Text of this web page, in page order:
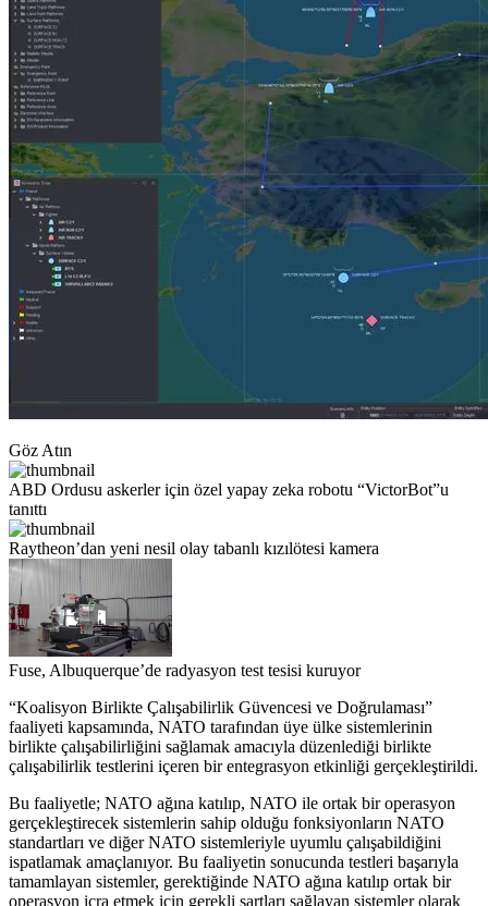
Göz Atın
ABD Ordusu askerler için özel yapay zeka robotu “VictorBot”u
tanıttı
Raytheon’dan yeni nesil olay tabanlı kızılötesi kamera
Fuse, Albuquerque’de radyasyon test tesisi kuruyor
“Koalisyon Birlikte Çalışabilirlik Güvencesi ve Doğrulaması”
faaliyeti kapsamında, NATO tarafından üye ülke sistemlerinin
birlikte çalışabilirliğini sağlamak amacıyla düzenlediği birlikte
çalışabilirlik testlerini içeren bir entegrasyon etkinliği gerçekleştirildi.
Bu faaliyetle; NATO ağına katılıp, NATO ile ortak bir operasyon
gerçekleştirecek sistemlerin sahip olduğu fonksiyonların NATO
standartları ve diğer NATO sistemleriyle uyumlu çalışabildiğini
ispatlamak amaçlanıyor. Bu faaliyetin sonucunda testleri başarıyla
tamamlayan sistemler, gerektiğinde NATO ağına katılıp ortak bir
operasyon icra etmek için gerekli şartları sağlayan sistemler olarak